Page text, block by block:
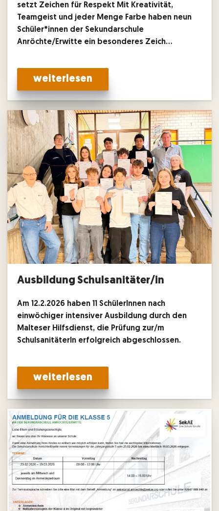
setzt Zeichen für Respekt Mit Kreativität,
Teamgeist und jeder Menge Farbe haben neun
Schüler*innen der Sekundarschule
Anröchte/Erwitte ein besonderes Zeich…
weiterlesen
Ausbildung Schulsanitäter/in
Am 12.2.2026 haben 11 SchülerInnen nach
einwöchiger intensiver Ausbildung durch den
Malteser Hilfsdienst, die Prüfung zur/m
SchulsanitäterIn erfolgreich abgeschlossen.
weiterlesen